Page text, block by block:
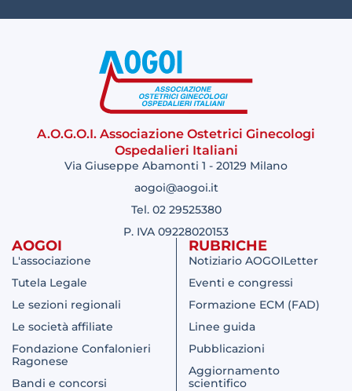
A.O.G.O.I. Associazione Ostetrici Ginecologi
Ospedalieri Italiani
Via Giuseppe Abamonti 1 - 20129 Milano
aogoi@aogoi.it
Tel. 02 29525380
P. IVA 09228020153
AOGOI
L'associazione
Tutela Legale
Le sezioni regionali
Le società affiliate
Fondazione Confalonieri
Ragonese
Bandi e concorsi
RUBRICHE
Notiziario AOGOILetter
Eventi e congressi
Formazione ECM (FAD)
Linee guida
Pubblicazioni
Aggiornamento
scientifico